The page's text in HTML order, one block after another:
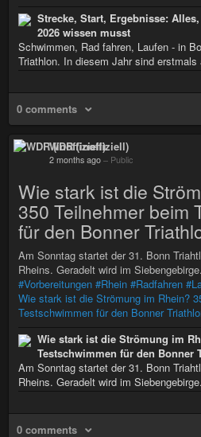
Strecke, Start, Ergebnisse:
2026 wissen musst
Schwimmen, Rad fahren, Laufen - in
Triathlon. In diesem Jahr sind erstmals
0 comments
WDR (inoffiziell)
2 months ago – Public
Wie stark ist die
350 Teilnehmer beim
für den Bonner
Am Sonntag startet der 31. Bonn
Rheins. Geradelt wird im
#Vorbereitungen #Rhein #Radfahren
Wie stark ist die Strömung im Rhein?
Testschwimmen für den Bonner
Wie stark ist die Strömung im
Testschwimmen für den Bonner
Am Sonntag startet der 31. Bonn
Rheins. Geradelt wird im Siebengebirge.
0 comments